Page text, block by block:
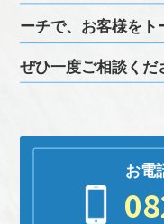
ーチで、お客様をト
ぜひ一度ご相談くだ
お電